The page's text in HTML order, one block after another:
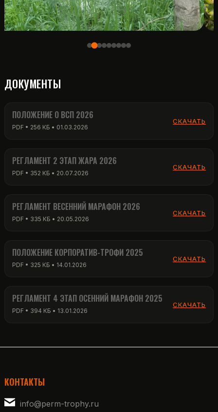
ПОЛОЖЕНИЕ О ВСП 2026
РЕГЛАМЕНТ 2 ЭТАП ЖАРА 2026
РЕГЛАМЕНТ ВЕСЕННИЙ МАРАФОН 2026
ПОЛОЖЕНИЕ КОРПОРАТИВ-ТРОФИ 2025
РЕГЛАМЕНТ 4 ЭТАП ОСЕННИЙ МАРАФОН 2025
КОНТАКТЫ